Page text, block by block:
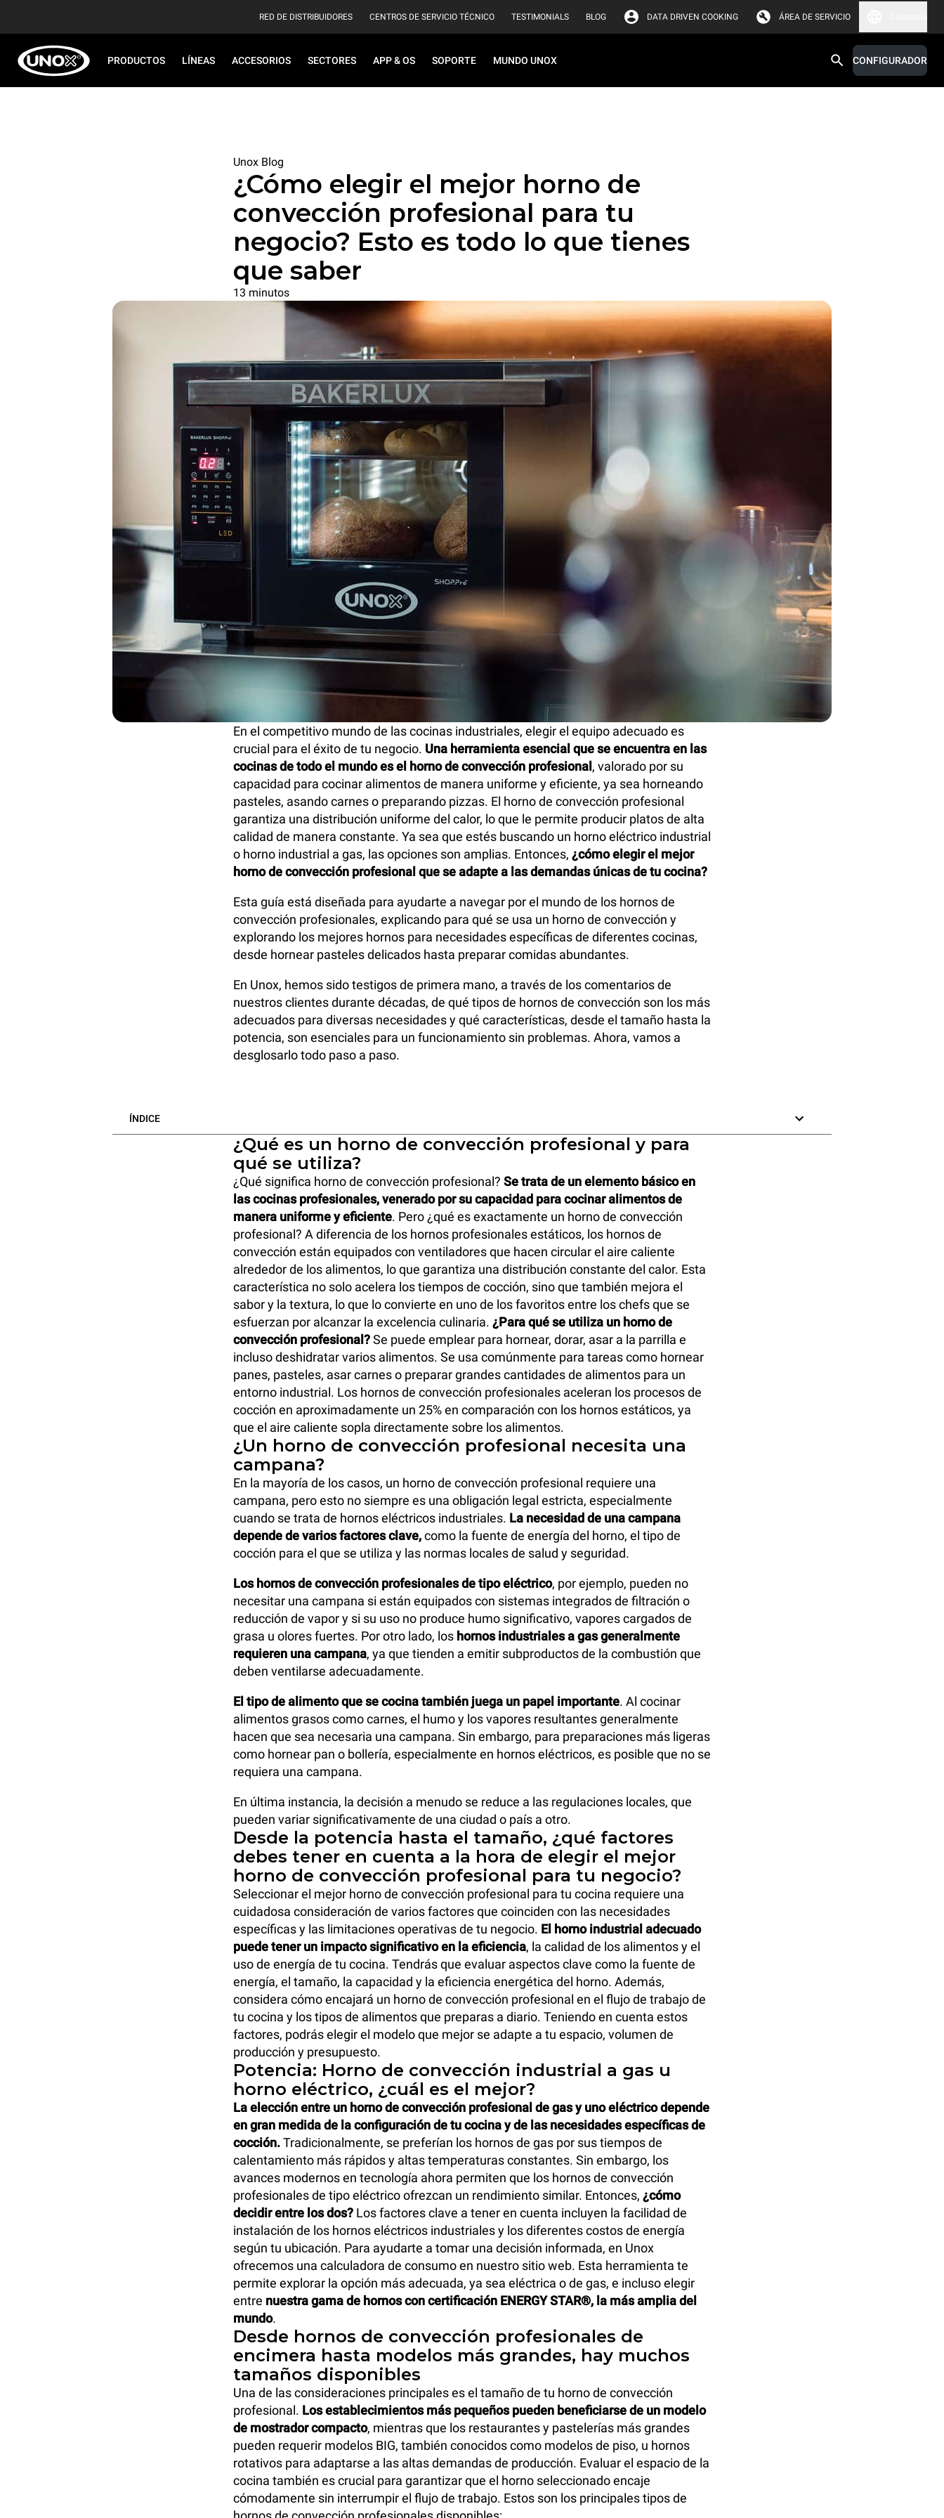
RED DE DISTRIBUIDORES CENTROS DE SERVICIO TÉCNICO TESTIMONIALS BLOG DATA DRIVEN COOKING ÁREA DE SERVICIO
PRODUCTOS LÍNEAS ACCESORIOS SECTORES APP & OS SOPORTE MUNDO UNOX CONFIGURADOR
Unox Blog
¿Cómo elegir el mejor horno de
convección profesional para tu
negocio? Esto es todo lo que tienes
que saber
13 minutos
En el competitivo mundo de las cocinas industriales, elegir el equipo adecuado es
crucial para el éxito de tu negocio. Una herramienta esencial que se encuentra en las
cocinas de todo el mundo es el horno de convección profesional , valorado por su
capacidad para cocinar alimentos de manera uniforme y eficiente, ya sea horneando
pasteles, asando carnes o preparando pizzas. El horno de convección profesional
garantiza una distribución uniforme del calor, lo que le permite producir platos de alta
calidad de manera constante. Ya sea que estés buscando un horno eléctrico industrial
o horno industrial a gas, las opciones son amplias. Entonces, ¿cómo elegir el mejor
horno de convección profesional que se adapte a las demandas únicas de tu cocina?
Esta guía está diseñada para ayudarte a navegar por el mundo de los hornos de
convección profesionales, explicando para qué se usa un horno de convección y
explorando los mejores hornos para necesidades específicas de diferentes cocinas,
desde hornear pasteles delicados hasta preparar comidas abundantes.
En Unox, hemos sido testigos de primera mano, a través de los comentarios de
nuestros clientes durante décadas, de qué tipos de hornos de convección son los más
adecuados para diversas necesidades y qué características, desde el tamaño hasta la
potencia, son esenciales para un funcionamiento sin problemas. Ahora, vamos a
desglosarlo todo paso a paso.
ÍNDICE
¿Qué es un horno de convección profesional y para
qué se utiliza?
¿Qué significa horno de convección profesional? Se trata de un elemento básico en
las cocinas profesionales, venerado por su capacidad para cocinar alimentos de
manera uniforme y eficiente. Pero ¿qué es exactamente un horno de convección
profesional? A diferencia de los hornos profesionales estáticos, los hornos de
convección están equipados con ventiladores que hacen circular el aire caliente
alrededor de los alimentos, lo que garantiza una distribución constante del calor. Esta
característica no solo acelera los tiempos de cocción, sino que también mejora el
sabor y la textura, lo que lo convierte en uno de los favoritos entre los chefs que se
esfuerzan por alcanzar la excelencia culinaria. ¿Para qué se utiliza un horno de
convección profesional?Se puede emplear para hornear, dorar, asar a la parrilla e
incluso deshidratar varios alimentos. Se usa comúnmente para tareas como hornear
panes, pasteles, asar carnes o preparar grandes cantidades de alimentos para un
entorno industrial. Los hornos de convección profesionales aceleran los procesos de
cocción en aproximadamente un 25% en comparación con los hornos estáticos, ya
que el aire caliente sopla directamente sobre los alimentos.
¿Un horno de convección profesional necesita una
campana?
En la mayoría de los casos, un horno de convección profesional requiere una
campana, pero esto no siempre es una obligación legal estricta, especialmente
cuando se trata de hornos eléctricos industriales. La necesidad de una campana
depende de varios factores clave,como la fuente de energía del horno, el tipo de
cocción para el que se utiliza y las normas locales de salud y seguridad.
Los hornos de convección profesionales de tipo eléctrico, por ejemplo, pueden no
necesitar una campana si están equipados con sistemas integrados de filtración o
reducción de vapor y si su uso no produce humo significativo, vapores cargados de
grasa u olores fuertes. Por otro lado, los hornos industriales a gas generalmente
requieren una campana, ya que tienden a emitir subproductos de la combustión que
deben ventilarse adecuadamente.
El tipo de alimento que se cocina también juega un papel importante. Al cocinar
alimentos grasos como carnes, el humo y los vapores resultantes generalmente
hacen que sea necesaria una campana. Sin embargo, para preparaciones más ligeras
como hornear pan o bollería, especialmente en hornos eléctricos, es posible que no se
requiera una campana.
En última instancia, la decisión a menudo se reduce a las regulaciones locales, que
pueden variar significativamente de una ciudad o país a otro.
Desde la potencia hasta el tamaño, ¿qué factores
debes tener en cuenta a la hora de elegir el mejor
horno de convección profesional para tu negocio?
Seleccionar el mejor horno de convección profesional para tu cocina requiere una
cuidadosa consideración de varios factores que coinciden con las necesidades
específicas y las limitaciones operativas de tu negocio. El horno industrial adecuado
puede tener un impacto significativo en la eficiencia, la calidad de los alimentos y el
uso de energía de tu cocina. Tendrás que evaluar aspectos clave como la fuente de
energía, el tamaño, la capacidad y la eficiencia energética del horno. Además,
considera cómo encajará un horno de convección profesional en el flujo de trabajo de
tu cocina y los tipos de alimentos que preparas a diario. Teniendo en cuenta estos
factores, podrás elegir el modelo que mejor se adapte a tu espacio, volumen de
producción y presupuesto.
Potencia: Horno de convección industrial a gas u
horno eléctrico, ¿cuál es el mejor?
La elección entre un horno de convección profesional de gas y uno eléctrico depende
en gran medida de la configuración de tu cocina y de las necesidades específicas de
cocción.Tradicionalmente, se preferían los hornos de gas por sus tiempos de
calentamiento más rápidos y altas temperaturas constantes. Sin embargo, los
avances modernos en tecnología ahora permiten que los hornos de convección
profesionales de tipo eléctrico ofrezcan un rendimiento similar. Entonces, ¿cómo
decidir entre los dos? Los factores clave a tener en cuenta incluyen la facilidad de
instalación de los hornos eléctricos industriales y los diferentes costos de energía
según tu ubicación. Para ayudarte a tomar una decisión informada, en Unox
ofrecemos una calculadora de consumo en nuestro sitio web. Esta herramienta te
permite explorar la opción más adecuada, ya sea eléctrica o de gas, e incluso elegir
entre nuestra gama de hornos con certificación ENERGY STAR®, la más amplia del
mundo.
Desde hornos de convección profesionales de
encimera hasta modelos más grandes, hay muchos
tamaños disponibles
Una de las consideraciones principales es el tamaño de tu horno de convección
profesional. Los establecimientos más pequeños pueden beneficiarse de un modelo
de mostrador compacto, mientras que los restaurantes y pastelerías más grandes
pueden requerir modelos BIG, también conocidos como modelos de piso, u hornos
rotativos para adaptarse a las altas demandas de producción. Evaluar el espacio de la
cocina también es crucial para garantizar que el horno seleccionado encaje
cómodamente sin interrumpir el flujo de trabajo. Estos son los principales tipos de